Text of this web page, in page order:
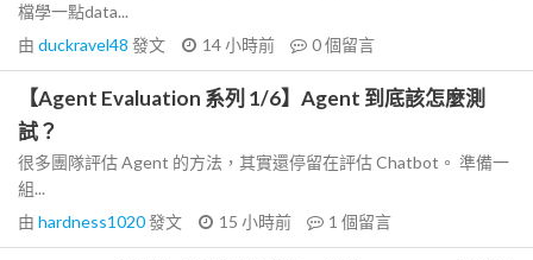
檔學一點data...
由 duckravel48 發文 14 小時前 0個留言
【Agent Evaluation 系列 1/6】Agent 到底該怎麼測
試？
很多團隊評估 Agent 的方法，其實還停留在評估 Chatbot。 準備一
組...
由 hardness1020發文 15 小時前 1 個留言